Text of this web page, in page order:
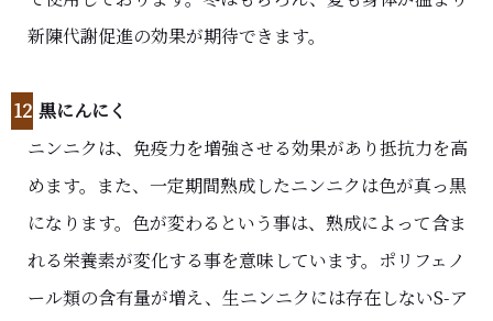
新陳代謝促進の効果が期待できます。
12 黒にんにく
ニンニクは、免疫力を増強させる効果があり抵抗力を高
めます。また、一定期間熟成したニンニクは色が真っ黒
になります。色が変わるという事は、熟成によって含ま
れる栄養素が変化する事を意味しています。ポリフェノ
ール類の含有量が増え、生ニンニクには存在しないS-ア